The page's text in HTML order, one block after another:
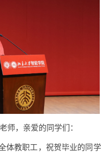
师，亲爱的同学们：
体教职工，祝贺毕业的同学